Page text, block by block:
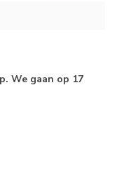
We gaan op 17